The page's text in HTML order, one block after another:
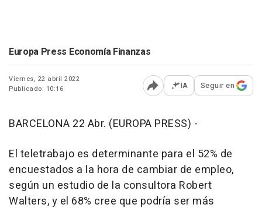
Europa Press Economía Finanzas
Viernes, 22 abril 2022
Publicado: 10:16
Abrir opciones para
IA Seguir en
BARCELONA 22 Abr. (EUROPA PRESS) -
El teletrabajo es determinante para el 52% de
encuestados a la hora de cambiar de empleo,
según un estudio de la consultora Robert
Walters, y el 68% cree que podría ser más